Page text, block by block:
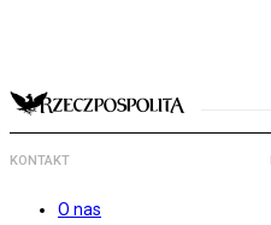
KONTAKT
O nas